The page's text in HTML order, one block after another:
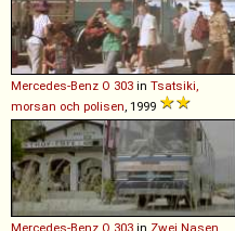
Mercedes-Benz O 303 in Tsatsiki,
morsan och polisen, 1999